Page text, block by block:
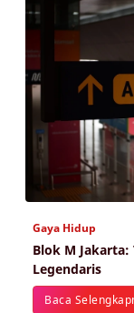
Gaya Hidup
Blok M
Legendaris
Baca